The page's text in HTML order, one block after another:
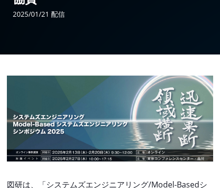
2025/01/21 配信
図研は、「システムズエンジニアリング/Model-Basedシ